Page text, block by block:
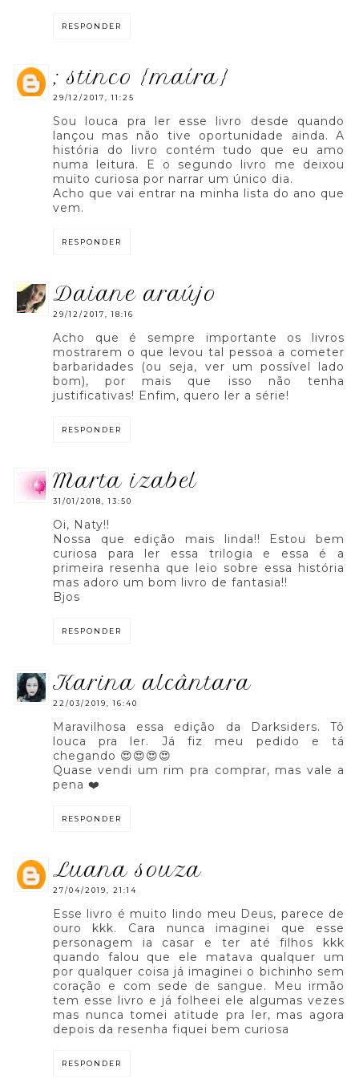
RESPONDER
; stinco {maíra}
29/12/2017, 11:25
Sou louca pra ler esse livro desde quando
lançou mas não tive oportunidade ainda. A
história do livro contém tudo que eu amo
numa leitura. E o segundo livro me deixou
muito curiosa por narrar um único dia.
Acho que vai entrar na minha lista do ano que
vem.
RESPONDER
daiane araújo
29/12/2017, 18:16
Acho que é sempre importante os livros
mostrarem o que levou tal pessoa a cometer
barbaridades (ou seja, ver um possível lado
bom), por mais que isso não tenha
justificativas! Enfim, quero ler a série!
RESPONDER
marta izabel
31/01/2018, 13:50
Oi, Naty!!
Nossa que edição mais linda!! Estou bem
curiosa para ler essa trilogia e essa é a
primeira resenha que leio sobre essa história
mas adoro um bom livro de fantasia!!
Bjos
RESPONDER
karina alcântara
22/03/2019, 16:40
Maravilhosa essa edição da Darksiders. Tô
louca pra ler. Já fiz meu pedido e tá
chegando 😍😍😍😍
Quase vendi um rim pra comprar, mas vale a
pena ❤️
RESPONDER
luana souza
27/04/2019, 21:14
Esse livro é muito lindo meu Deus, parece de
ouro kkk. Cara nunca imaginei que esse
personagem ia casar e ter até filhos kkk
quando falou que ele matava qualquer um
por qualquer coisa já imaginei o bichinho sem
coração e com sede de sangue. Meu irmão
tem esse livro e já folheei ele algumas vezes
mas nunca tomei atitude pra ler, mas agora
depois da resenha fiquei bem curiosa
RESPONDER